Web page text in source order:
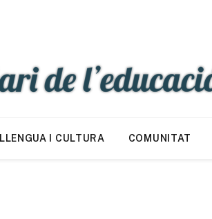
LLENGUA I CULTURA COMUNITAT